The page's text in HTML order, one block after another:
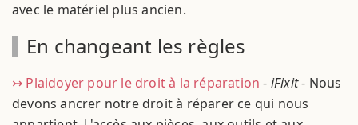
avec le matériel plus ancien.
En changeant les règles
↣ Plaidoyer pour le droit à la réparation - iFixit- Nous
devons ancrer notre droit à réparer ce qui nous